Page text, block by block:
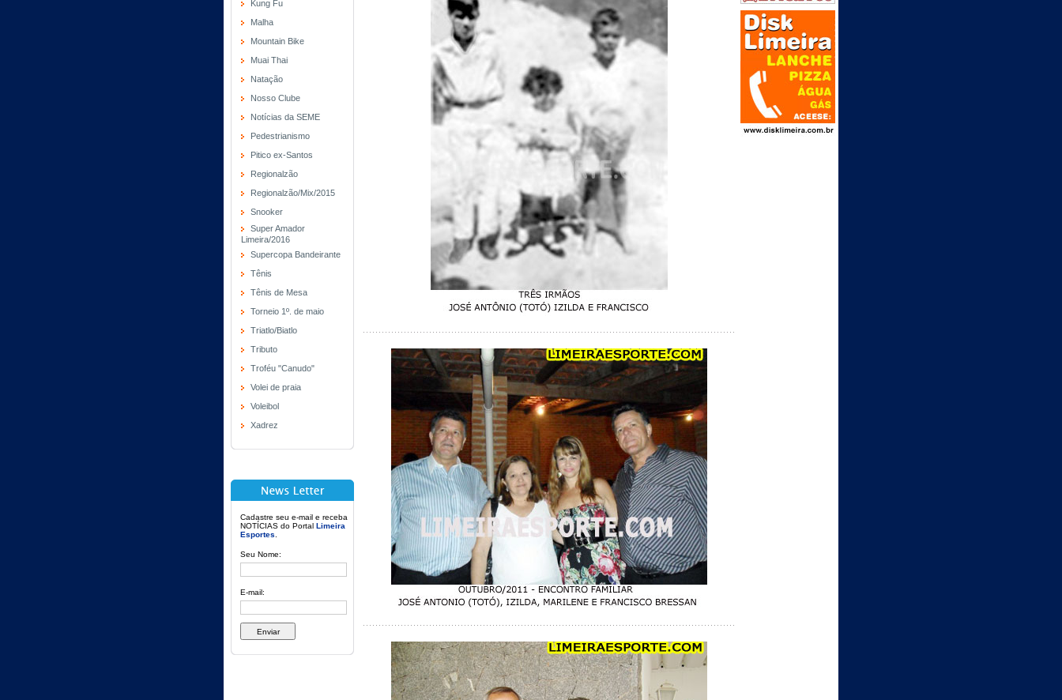
Kung Fu
Malha
Mountain Bike
Muai Thai
Natação
Nosso Clube
Notícias da SEME
Pedestrianismo
Pitico ex-Santos
Regionalzão
Regionalzão/Mix/2015
Snooker
Super Amador
Limeira/2016
Supercopa Bandeirante
Tênis
Tênis de Mesa
Torneio 1º. de maio
Triatlo/Biatlo
Tributo
Troféu "Canudo"
Volei de praia
Voleibol
Xadrez
Cadastre seu e-mail e receba
NOTÍCIAS do Portal Limeira
Esportes
Seu Nome:
E-mail: